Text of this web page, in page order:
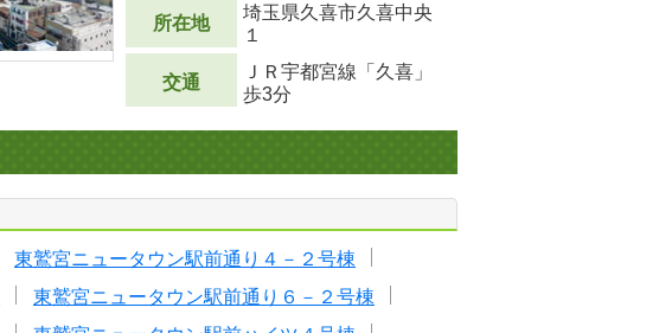
所在地
埼玉県久喜市久喜中央
１
交通
ＪＲ宇都宮線「久喜」
歩3分
東鷲宮ニュータウン駅前通り４－２号棟
東鷲宮ニュータウン駅前通り６－２号棟